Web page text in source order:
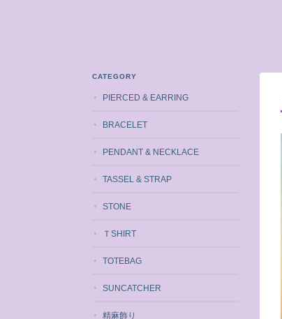
CATEGORY
PIERCED & EARRING
BRACELET
PENDANT & NECKLACE
TASSEL & STRAP
STONE
ＴSHIRT
TOTEBAG
SUNCATCHER
精麻飾り